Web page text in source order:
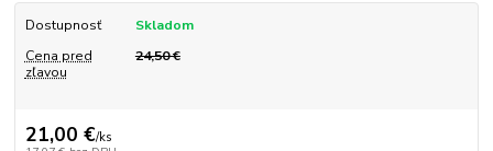
Dostupnosť
Skladom
Cena pred
zľavou
24,50 €
21,00 €/ks